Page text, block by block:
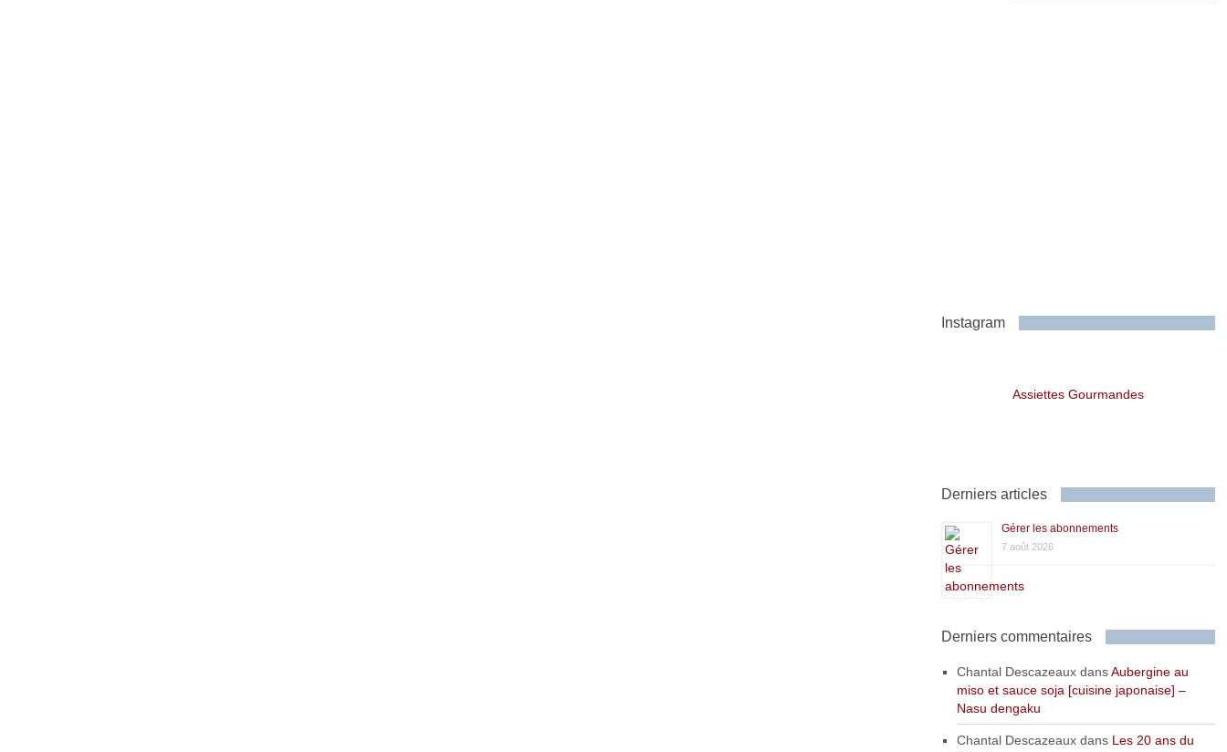
Instagram
Assiettes Gourmandes
Derniers articles
Gérer les abonnements
7 août 2026
Derniers commentaires
Chantal DescazeauxdansAubergine au
miso et sauce soja [cuisine japonaise] –
Nasu dengaku
Chantal Descazeauxdans Les 20 ans du